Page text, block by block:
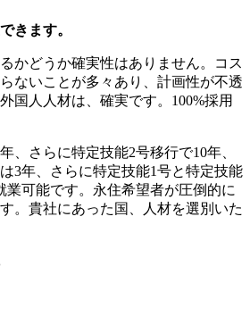
きます。
かどうか確実性はありません。コス
ないことが多々あり、計画性が不透
国人人材は、確実です。100%採用
、さらに特定技能2号移行で10年、
3年、さらに特定技能1号と特定技能
業可能です。永住希望者が圧倒的に
。貴社にあった国、人材を選別いた